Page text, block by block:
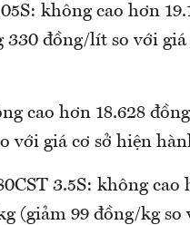
không cao hơn
đồng/lít so với giá
cao hơn 18.628
với giá cơ sở hiện
3.5S: không cao
(giảm 99 đồng/kg so